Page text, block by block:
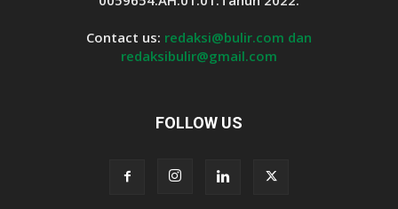
Contact us: redaksi@bulir.com dan
redaksibulir@gmail.com
FOLLOW US